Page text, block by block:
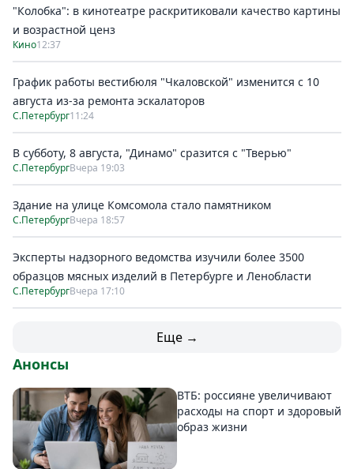
"Колобка": в кинотеатре раскритиковали качество картины
и возрастной ценз
Кино12:37
График работы вестибюля "Чкаловской" изменится с 10
августа из-за ремонта эскалаторов
С.Петербург11:24
В субботу, 8 августа, "Динамо" сразится с "Тверью"
С.ПетербургВчера 19:03
Здание на улице Комсомола стало памятником
С.ПетербургВчера 18:57
Эксперты надзорного ведомства изучили более 3500
образцов мясных изделий в Петербурге и Ленобласти
С.ПетербургВчера 17:10
Еще →
Анонсы
ВТБ: россияне увеличивают
расходы на спорт и здоровый
образ жизни